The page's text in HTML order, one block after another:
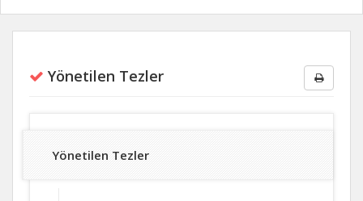
Yönetilen Tezler
Yönetilen Tezler